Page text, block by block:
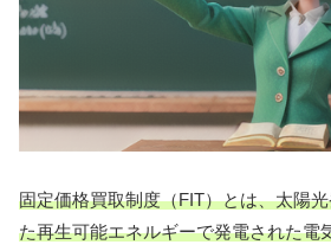
固定価格買取制度（FIT）とは、太陽
た再生可能エネルギーで発電された電